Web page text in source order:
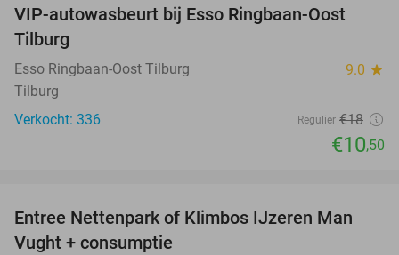
42%
VIP-autowasbeurt bij Esso Ringbaan-Oost
Tilburg
Esso Ringbaan-Oost Tilburg 9.0 star
Tilburg
Verkocht: 336
Regulier €18
€10,50
29%
Entree Nettenpark of Klimbos IJzeren Man
Vught + consumptie